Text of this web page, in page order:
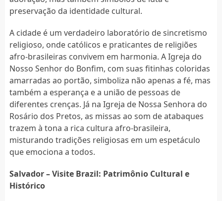
preservação da identidade cultural.
A cidade é um verdadeiro laboratório de sincretismo
religioso, onde católicos e praticantes de religiões
afro-brasileiras convivem em harmonia. A Igreja do
Nosso Senhor do Bonfim, com suas fitinhas coloridas
amarradas ao portão, simboliza não apenas a fé, mas
também a esperança e a união de pessoas de
diferentes crenças. Já na Igreja de Nossa Senhora do
Rosário dos Pretos, as missas ao som de atabaques
trazem à tona a rica cultura afro-brasileira,
misturando tradições religiosas em um espetáculo
que emociona a todos.
Salvador – Visite Brazil: Patrimônio Cultural e
Histórico